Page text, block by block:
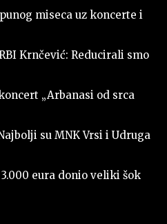
punog miseca uz koncerte i
Krnčević: Reducirali smo
„Arbanasi od srca
su MNK Vrsi i Udruga
3.000 eura donio veliki šok